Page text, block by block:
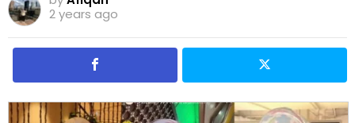
2 years ago